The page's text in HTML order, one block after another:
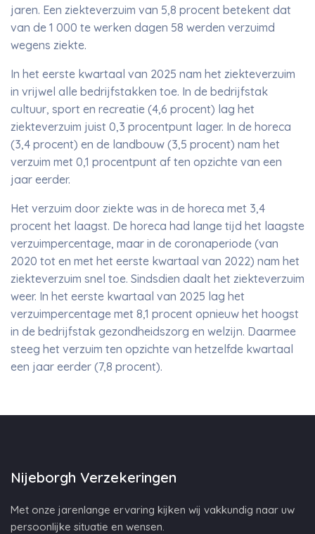
jaren. Een ziekteverzuim van 5,8 procent betekent dat
van de 1 000 te werken dagen 58 werden verzuimd
wegens ziekte.
In het eerste kwartaal van 2025 nam het ziekteverzuim
in vrijwel alle bedrijfstakken toe. In de bedrijfstak
cultuur, sport en recreatie (4,6 procent) lag het
ziekteverzuim juist 0,3 procentpunt lager. In de horeca
(3,4 procent) en de landbouw (3,5 procent) nam het
verzuim met 0,1 procentpunt af ten opzichte van een
jaar eerder.
Het verzuim door ziekte was in de horeca met 3,4
procent het laagst. De horeca had lange tijd het laagste
verzuimpercentage, maar in de coronaperiode (van
2020 tot en met het eerste kwartaal van 2022) nam het
ziekteverzuim snel toe. Sindsdien daalt het ziekteverzuim
weer. In het eerste kwartaal van 2025 lag het
verzuimpercentage met 8,1 procent opnieuw het hoogst
in de bedrijfstak gezondheidszorg en welzijn. Daarmee
steeg het verzuim ten opzichte van hetzelfde kwartaal
een jaar eerder (7,8 procent).
Nijeborgh Verzekeringen
Met onze jarenlange ervaring kijken wij vakkundig naar uw
persoonlijke situatie en wensen.